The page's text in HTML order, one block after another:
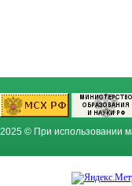
2025 © При использовании